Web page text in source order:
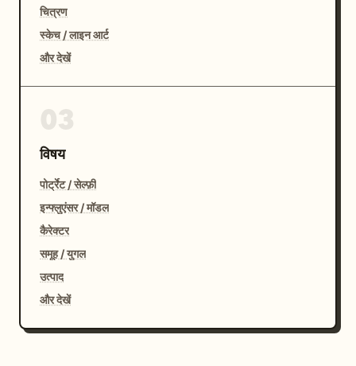
चित्रण
स्केच / लाइन आर्ट
और देखें
विषय
पोर्ट्रेट / सेल्फ़ी
इन्फ्लुएंसर / मॉडल
कैरेक्टर
समूह / युगल
उत्पाद
और देखें